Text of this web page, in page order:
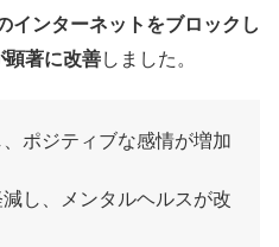
インターネットをブロックし
著に改善しました。
ポジティブな感情が増加
し、メンタルヘルスが改